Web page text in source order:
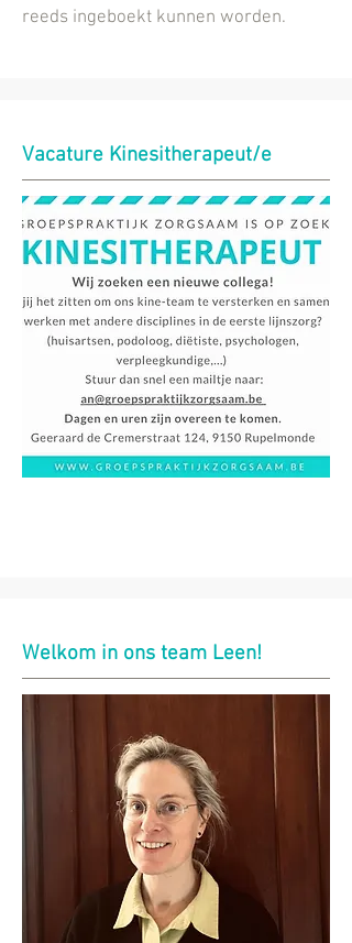
reeds ingeboekt kunnen worden.
Vacature Kinesitherapeut/e
Welkom in ons team Leen!